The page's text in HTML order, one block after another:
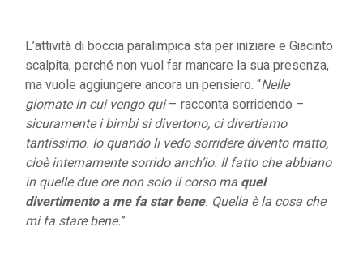
L’attività di boccia paralimpica sta per iniziare e Giacinto
scalpita, perché non vuol far mancare la sua presenza,
ma vuole aggiungere ancora un pensiero. “Nelle
giornate in cui vengo qui– racconta sorridendo –
sicuramente i bimbi si divertono, ci divertiamo
tantissimo. Io quando li vedo sorridere divento matto,
cioè internamente sorrido anch’io. Il fatto che abbiano
in quelle due ore non solo il corso ma quel
divertimento a me fa star bene. Quella è la cosa che
mi fa stare bene.”